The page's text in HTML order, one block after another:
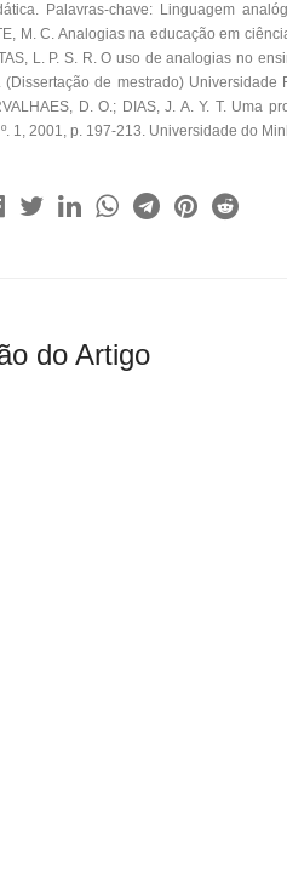
Palavras-chave: Linguagem
M. C. Analogias na educação em
L. P. S. R. O uso de analogias no
(Dissertação de mestrado)
D. O.; DIAS, J. A. Y. T. Uma
1, 2001, p. 197-213. Universidade do
do Artigo